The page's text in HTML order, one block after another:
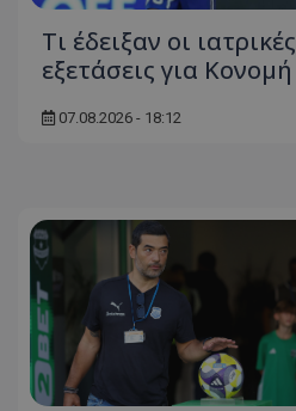
Τι έδειξαν οι ιατρικές
εξετάσεις για Κονομή
07.08.2026 - 18:12